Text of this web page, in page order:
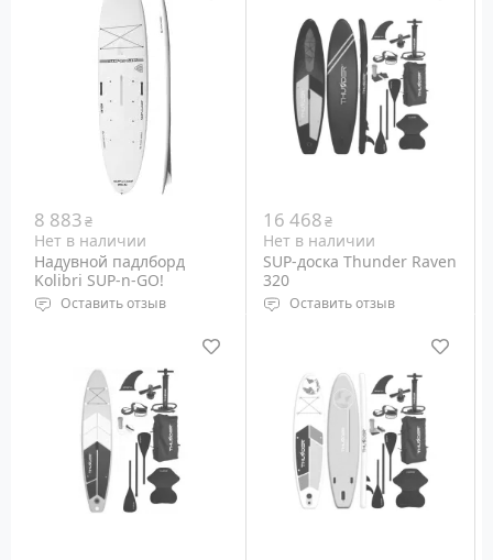
8 883₴
Нет в наличии
Надувной падлборд
Kolibri SUP-n-GO!
Оставить отзыв
Размеры: 328х82х14 см
Вес райдера: до 100 кг
Вес доски: 24 кг
16 468₴
Нет в наличии
SUP-доска Thunder Raven
320
Оставить отзыв
150 мм
Вес райдера: до 150 кг
Вес: 13 кг